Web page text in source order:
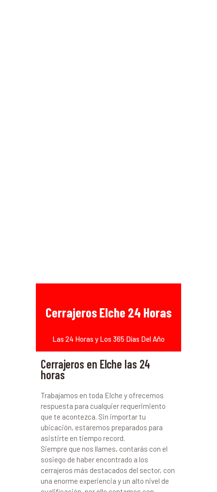
Cerrajeros Elche 24 Horas
Las 24 Horas y Los 365 Días Del Año
Cerrajeros en Elche las 24
horas
Trabajamos en toda Elche y ofrecemos
respuesta para cualquier requerimiento
que te acontezca. Sin importar tu
ubicación, estaremos preparados para
asistirte en tiempo record.
Siempre que nos llames, contarás con el
sosiego de haber encontrado a los
cerrajeros más destacados del sector, con
una enorme experiencia y un alto nivel de